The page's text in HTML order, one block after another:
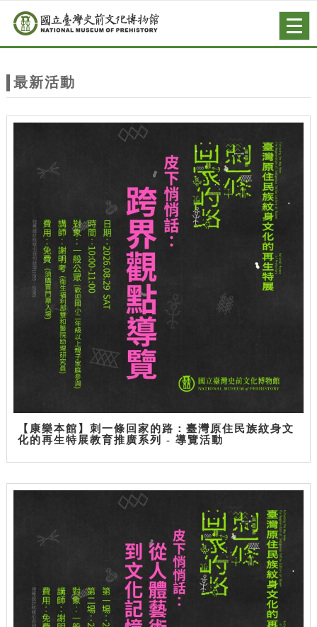
站
主
跳到主要內容
網站導覽
最新活動
【康樂本館】刺一條回家的路：臺灣原住民族紋身文
化的再生特展教育推廣系列 - 導覽活動